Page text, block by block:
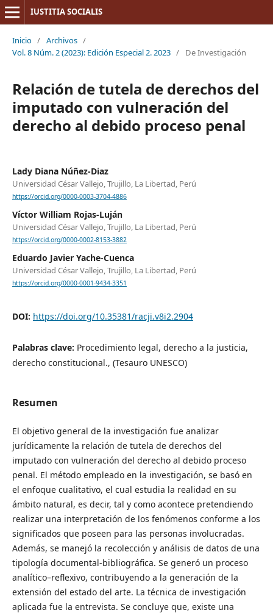
IUSTITIA SOCIALIS
Inicio / Archivos /
Vol. 8 Núm. 2 (2023): Edición Especial 2. 2023 / De Investigación
Relación de tutela de derechos del
imputado con vulneración del
derecho al debido proceso penal
Lady Diana Núñez-Diaz
Universidad César Vallejo, Trujillo, La Libertad, Perú
https://orcid.org/0000-0003-3704-4886
Víctor William Rojas-Luján
Universidad César Vallejo, Trujillo, La Libertad, Perú
https://orcid.org/0000-0002-8153-3882
Eduardo Javier Yache-Cuenca
Universidad César Vallejo, Trujillo, La Libertad, Perú
https://orcid.org/0000-0001-9434-3351
DOI: https://doi.org/10.35381/racji.v8i2.2904
Palabras clave: Procedimiento legal, derecho a la justicia,
derecho constitucional., (Tesauro UNESCO)
Resumen
El objetivo general de la investigación fue analizar
jurídicamente la relación de tutela de derechos del
imputado con vulneración del derecho al debido proceso
penal. El método empleado en la investigación, se basó en
el enfoque cualitativo, el cual estudia la realidad en su
ámbito natural, es decir, tal y como acontece pretendiendo
realizar una interpretación de los fenómenos conforme a los
significados que poseen para las personas involucradas.
Además, se manejó la recolección y análisis de datos de una
tipología documental-bibliográfica. Se generó un proceso
analítico–reflexivo, contribuyendo a la generación de la
extensión del estado del arte. La técnica de investigación
aplicada fue la entrevista. Se concluye que, existe una